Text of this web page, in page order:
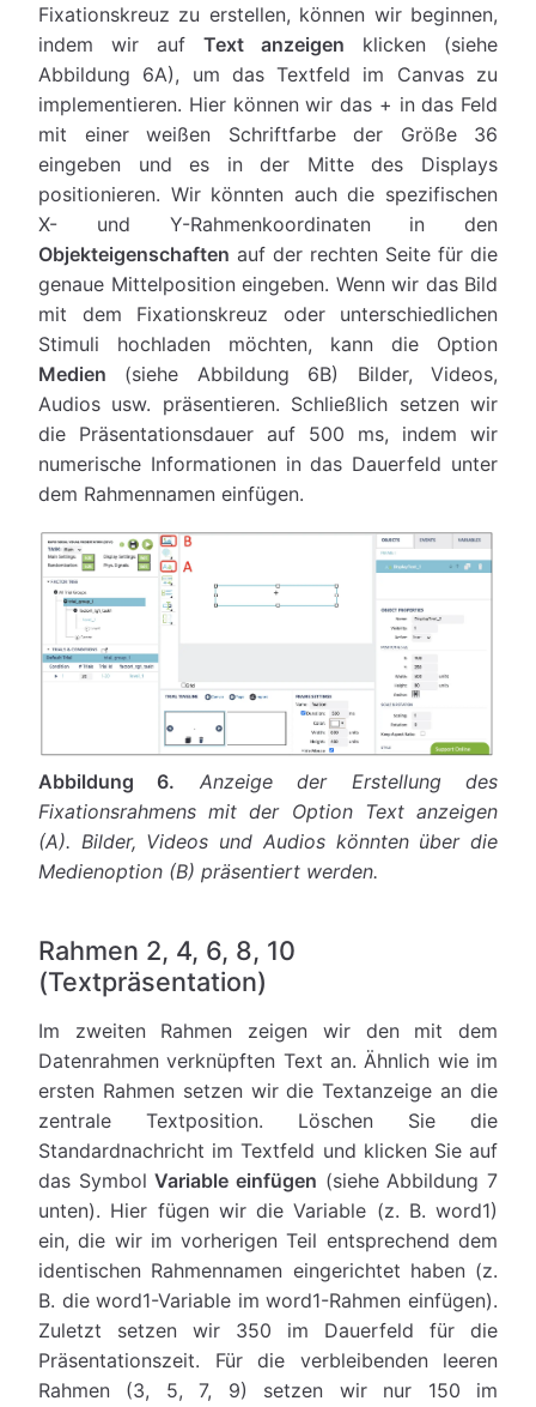
Fixationskreuz zu erstellen, können wir beginnen,
indem wir auf Text anzeigen klicken (siehe
Abbildung 6A), um das Textfeld im Canvas zu
implementieren. Hier können wir das + in das Feld
mit einer weißen Schriftfarbe der Größe 36
eingeben und es in der Mitte des Displays
positionieren. Wir könnten auch die spezifischen
X- und Y-Rahmenkoordinaten in den
Objekteigenschaften auf der rechten Seite für die
genaue Mittelposition eingeben. Wenn wir das Bild
mit dem Fixationskreuz oder unterschiedlichen
Stimuli hochladen möchten, kann die Option
Medien (siehe Abbildung 6B) Bilder, Videos,
Audios usw. präsentieren. Schließlich setzen wir
die Präsentationsdauer auf 500 ms, indem wir
numerische Informationen in das Dauerfeld unter
dem Rahmennamen einfügen.
Abbildung 6.
Anzeige der Erstellung des
Fixationsrahmens mit der Option Text anzeigen
(A). Bilder, Videos und Audios könnten über die
Medienoption (B) präsentiert werden.
Rahmen 2, 4, 6, 8, 10
(Textpräsentation)
Im zweiten Rahmen zeigen wir den mit dem
Datenrahmen verknüpften Text an. Ähnlich wie im
ersten Rahmen setzen wir die Textanzeige an die
zentrale Textposition. Löschen Sie die
Standardnachricht im Textfeld und klicken Sie auf
das SymbolVariable einfügen (siehe Abbildung 7
unten). Hier fügen wir die Variable (z. B. word1)
ein, die wir im vorherigen Teil entsprechend dem
identischen Rahmennamen eingerichtet haben (z.
B. die word1-Variable im word1-Rahmen einfügen).
Zuletzt setzen wir 350 im Dauerfeld für die
Präsentationszeit. Für die verbleibenden leeren
Rahmen (3, 5, 7, 9) setzen wir nur 150 im